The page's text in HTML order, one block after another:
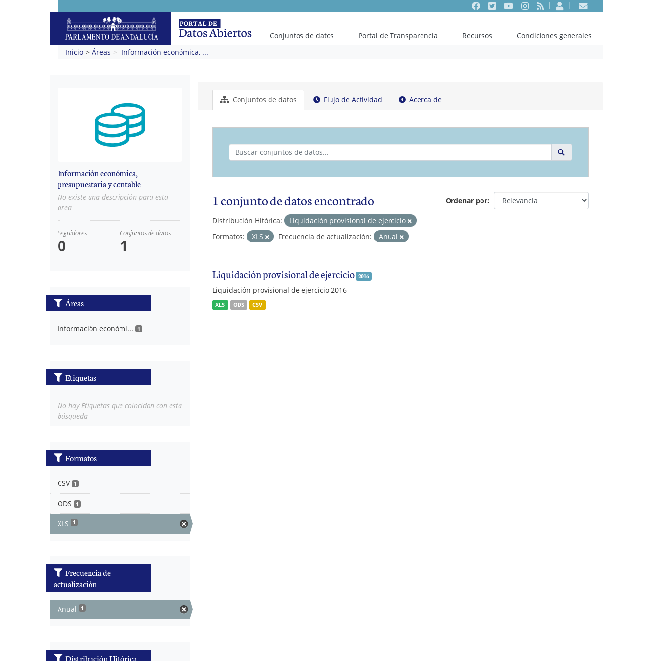
Facebook
TwitterYoutubeInstagram
RSS EntrarContacto
Conjuntos de datos Portal de Transparencia Recursos
Condiciones generales
Inicio
Áreas Información económica, ...
Información económica,
presupuestaria y contable
No existe una descripción para esta
área
Seguidores
0
Conjuntos de datos
1
Áreas
Información económi... 1
Etiquetas
No hay Etiquetas que coincidan con esta
búsqueda
Formatos
CSV 1
ODS 1
XLS 1
Frecuencia de
actualización
Anual 1
Distribución Hitórica
Conjuntos de datos Flujo de Actividad Acerca de
Ordenar por
1 conjunto de datos encontrado
Distribución Hitórica:
Liquidación provisional de ejercicio
Formatos:
XLS Frecuencia de actualización: Anual
Liquidación provisional de ejercicio 2016
Liquidación provisional de ejercicio 2016
XLS ODS CSV